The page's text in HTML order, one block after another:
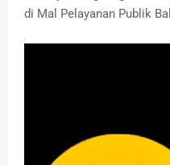
di Mal Pelayanan Publik